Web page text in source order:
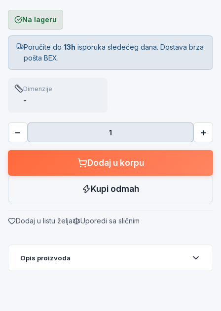
Na lageru
Poručite do13h isporuka sledećeg dana. Dostava brza
pošta BEX.
Dimenzije
-
− +
Dodaj u korpu
Kupi odmah
Dodaj u listu želja Uporedi sa sličnim
Opis proizvoda